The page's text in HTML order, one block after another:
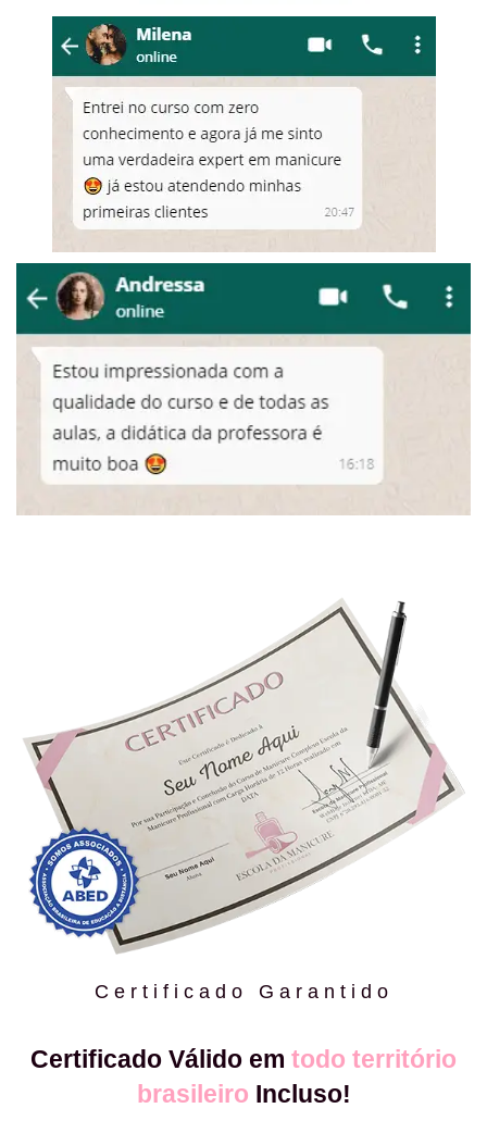
Certificado Garantido
Certificado Válido em todo território
brasileiro Incluso!